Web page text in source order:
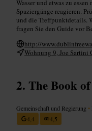
Wasser und etwas zu
Spaziergänge reagieren.
und die Treffpunktdetails.
fragen Sie den Guide vor
http://
Wohnung 9, Joe
The Book
Gemeinschaft und Regierung •
4,4
4,5